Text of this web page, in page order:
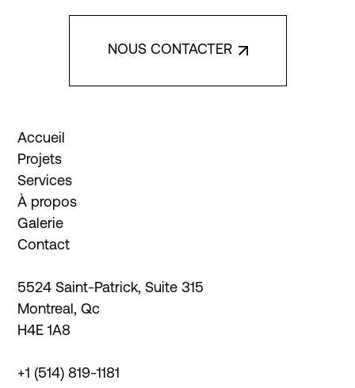
Instagram
Facebook
NOUS CONTACTER
Accueil
Projets
Services
À propos
Galerie
Contact
5524 Saint-Patrick, Suite 315
Montreal, Qc
H4E 1A8
+1 (514) 819-1181